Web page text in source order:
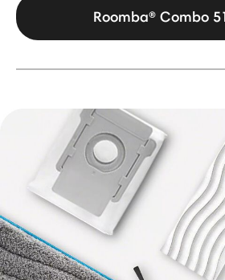
Roomba® Combo